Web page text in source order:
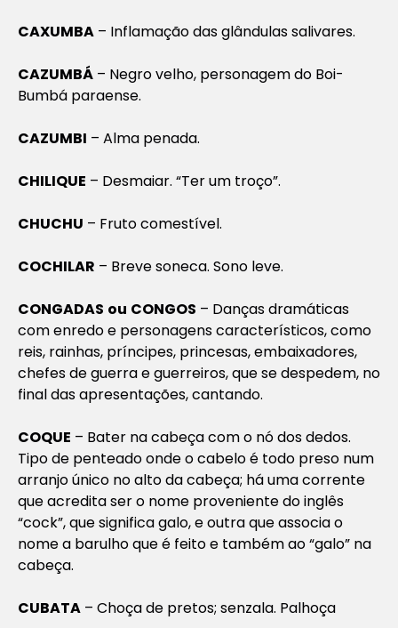
CAXUMBA – Inflamação das glândulas salivares.
CAZUMBÁ – Negro velho, personagem do Boi-
Bumbá paraense.
CAZUMBI – Alma penada.
CHILIQUE – Desmaiar. “Ter um troço”.
CHUCHU – Fruto comestível.
COCHILAR – Breve soneca. Sono leve.
CONGADAS ou CONGOS – Danças dramáticas
com enredo e personagens característicos, como
reis, rainhas, príncipes, princesas, embaixadores,
chefes de guerra e guerreiros, que se despedem, no
final das apresentações, cantando.
COQUE – Bater na cabeça com o nó dos dedos.
Tipo de penteado onde o cabelo é todo preso num
arranjo único no alto da cabeça; há uma corrente
que acredita ser o nome proveniente do inglês
“cock”, que significa galo, e outra que associa o
nome a barulho que é feito e também ao “galo” na
cabeça.
CUBATA – Choça de pretos; senzala. Palhoça